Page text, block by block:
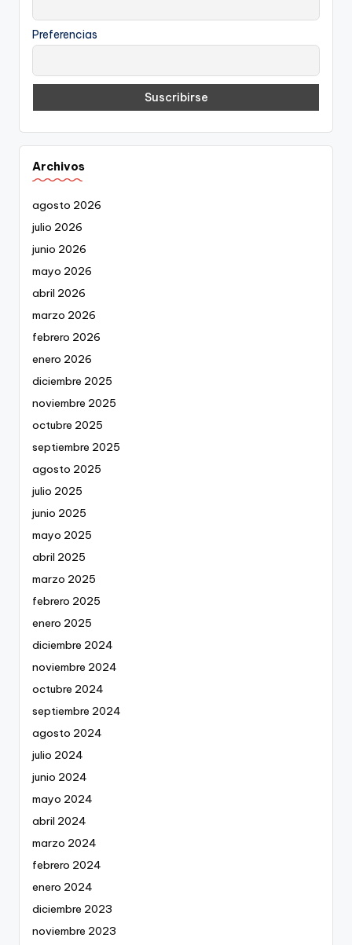
Preferencias
Archivos
agosto 2026
julio 2026
junio 2026
mayo 2026
abril 2026
marzo 2026
febrero 2026
enero 2026
diciembre 2025
noviembre 2025
octubre 2025
septiembre 2025
agosto 2025
julio 2025
junio 2025
mayo 2025
abril 2025
marzo 2025
febrero 2025
enero 2025
diciembre 2024
noviembre 2024
octubre 2024
septiembre 2024
agosto 2024
julio 2024
junio 2024
mayo 2024
abril 2024
marzo 2024
febrero 2024
enero 2024
diciembre 2023
noviembre 2023